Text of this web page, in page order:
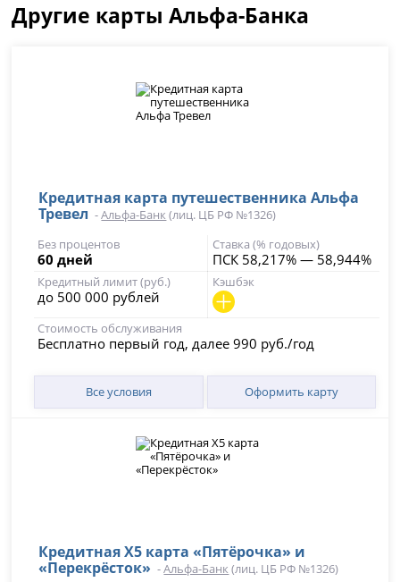
Другие карты Альфа-Банка
Кредитная карта путешественника Альфа
Тревел -Альфа-Банк (лиц. ЦБ РФ №1326)
Без процентов
60 дней
Ставка (% годовых)
ПСК 58,217% — 58,944%
Кредитный лимит (руб.)
до 500 000 рублей
Кэшбэк
Стоимость обслуживания
Бесплатно первый год, далее 990 руб./год
Все условия Оформить карту
Кредитная Х5 карта «Пятёрочка» и
«Перекрёсток» -Альфа-Банк (лиц. ЦБ РФ №1326)